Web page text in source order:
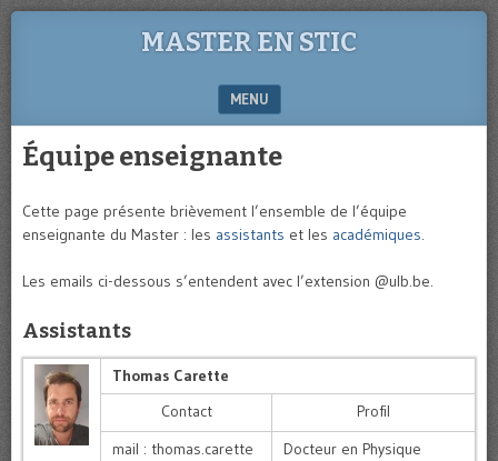
MASTER EN STIC
MENU
SKIP TO CONTENT
Équipe enseignante
Cette page présente brièvement l’ensemble de l’équipe
enseignante du Master : les assistants et les académiques.
Les emails ci-dessous s’entendent avec l’extension @ulb.be.
Assistants
Thomas Carette
Contact
Profil
mail : thomas.carette
Docteur en Physique